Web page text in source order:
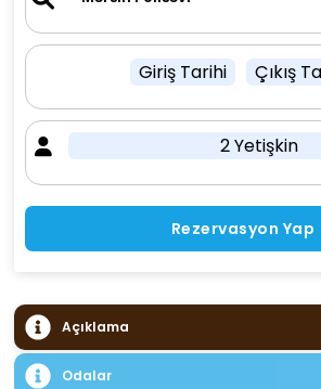
Giriş Tarihi Çıkış
2 Yetişkin
Rezervasyon Yap
Açıklama
Odalar